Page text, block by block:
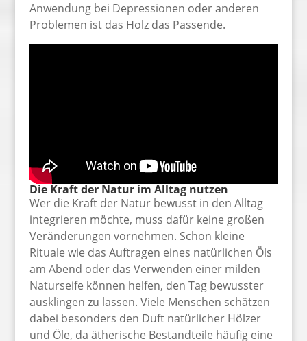
Anwendung bei Depressionen oder anderen
Problemen ist das Holz das Passende.
Die Kraft der Natur im Alltag nutzen
Wer die Kraft der Natur bewusst in den Alltag
integrieren möchte, muss dafür keine großen
Veränderungen vornehmen. Schon kleine
Rituale wie das Auftragen eines natürlichen Öls
am Abend oder das Verwenden einer milden
Naturseife können helfen, den Tag bewusster
ausklingen zu lassen. Viele Menschen schätzen
dabei besonders den Duft natürlicher Hölzer
und Öle, da ätherische Bestandteile häufig eine